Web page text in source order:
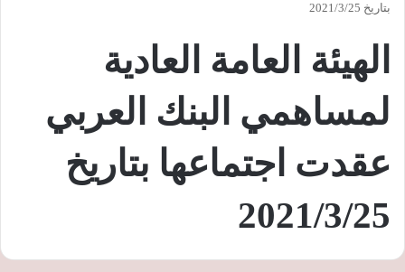
بتاريخ 2021/3/25
الهيئة العامة العادية
لمساهمي البنك العربي
عقدت اجتماعها بتاريخ
2021/3/25